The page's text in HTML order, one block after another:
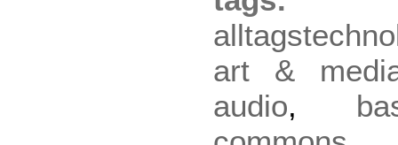
art &
audio,